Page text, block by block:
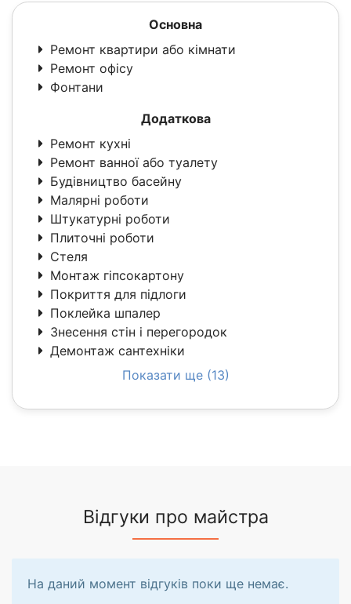
Основна
Ремонт квартири або кімнати
Ремонт офісу
Фонтани
Додаткова
Ремонт кухні
Ремонт ванної або туалету
Будівництво басейну
Малярні роботи
Штукатурні роботи
Плиточні роботи
Стеля
Монтаж гіпсокартону
Покриття для підлоги
Поклейка шпалер
Знесення стін і перегородок
Демонтаж сантехніки
Показати ще (13)
Відгуки про майстра
На даний момент відгуків поки ще немає.